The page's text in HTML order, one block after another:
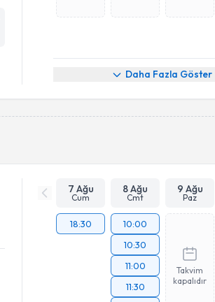
Daha Fazla Göster
7 Ağu
Cum
8 Ağu
Cmt
9 Ağu
Paz
18:30
10:00
10:30
11:00
11:30
Takvim
kapalıdır